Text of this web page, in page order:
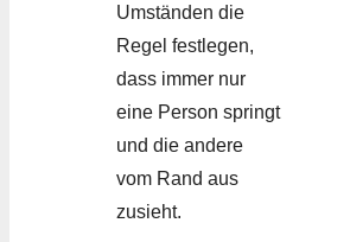
Umständen die
Regel festlegen,
dass immer nur
eine Person springt
und die andere
vom Rand aus
zusieht.